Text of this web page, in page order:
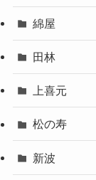
綿屋
田林
上喜元
松の寿
新波